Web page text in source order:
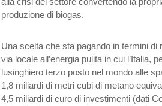
produzione di biogas.
Una scelta che sta pagando in termini di
via locale all’energia pulita in cui l’Italia,
lusinghiero terzo posto nel mondo alle
1,8 miliardi di metri cubi di metano
4,5 miliardi di euro di investimenti (dati